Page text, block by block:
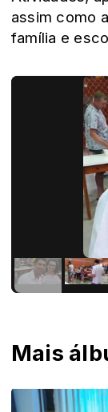
assim como
família e
Mais